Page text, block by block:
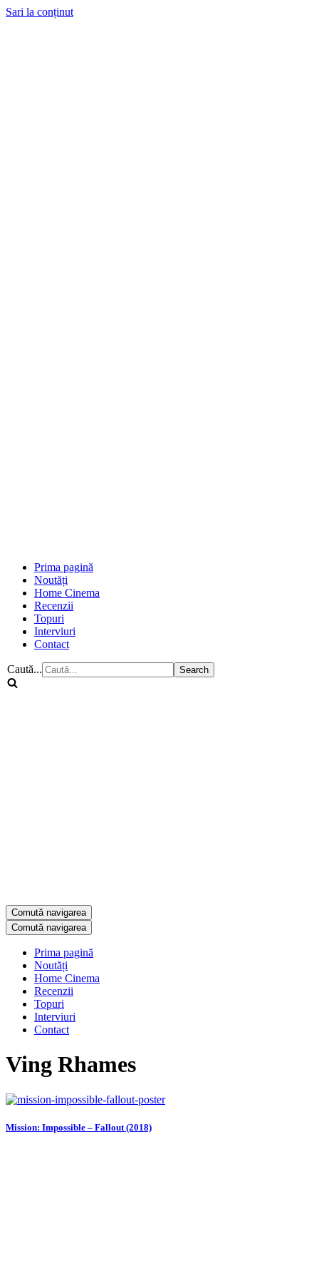
Sari la conținut
Prima pagină
Noutăți
Home Cinema
Recenzii
Topuri
Interviuri
Contact
Caută...
Comută navigarea
Comută navigarea
Prima pagină
Noutăți
Home Cinema
Recenzii
Topuri
Interviuri
Contact
Ving Rhames
Mission: Impossible – Fallout (2018)